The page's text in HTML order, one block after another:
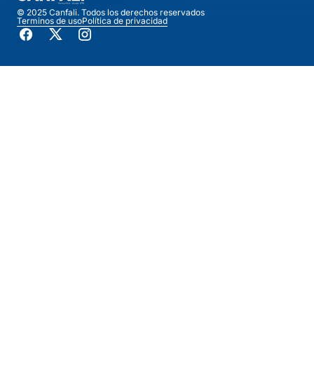
© 2025 Canfali. Todos los derechos reservados
Terminos de usoPolítica de privacidad